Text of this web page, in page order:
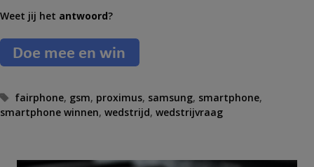
Weet jij het antwoord?
T
a
fairphone, gsm, proximus, samsung, smartphone,
smartphone winnen, wedstrijd, wedstrijvraag